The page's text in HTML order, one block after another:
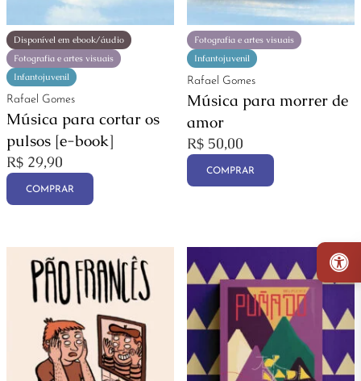
Disponível em ebook/áudio
Fotografia e artes visuais
Infantojuvenil
Rafael Gomes
Música para cortar os
pulsos [e-book]
R$ 29,90
COMPRAR
Fotografia e artes visuais
Infantojuvenil
Rafael Gomes
Música para morrer de
amor
R$ 50,00
COMPRAR